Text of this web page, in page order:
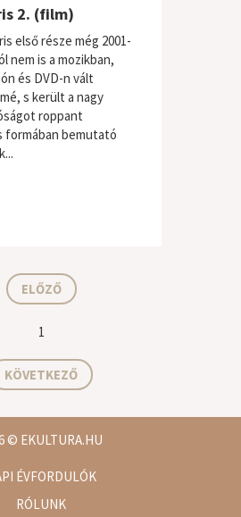
2. (film)
első része még 2001-
nem is a mozikban,
és DVD-n vált
s került a nagy
roppant
formában bemutató
ELŐZŐ
1
KÖVETKEZŐ
© EKULTURA.HU
ÉVFORDULÓK
RÓLUNK